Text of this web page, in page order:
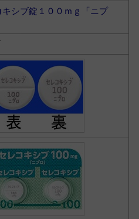
キシブ錠１００ｍｇ「ニプ